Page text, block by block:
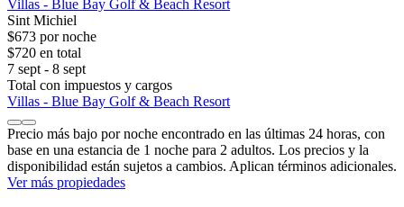
Villas - Blue Bay Golf & Beach Resort
Sint Michiel
$673 por noche
$720 en total
7 sept - 8 sept
Total con impuestos y cargos
Villas - Blue Bay Golf & Beach Resort
Precio más bajo por noche encontrado en las últimas 24 horas, con
base en una estancia de 1 noche para 2 adultos. Los precios y la
disponibilidad están sujetos a cambios. Aplican términos adicionales.
Ver más propiedades